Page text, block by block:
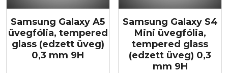
Samsung Galaxy A5
üvegfólia, tempered
glass (edzett üveg)
0,3 mm 9H
Samsung Galaxy S4
Mini üvegfólia,
tempered glass
(edzett üveg) 0,3
mm 9H